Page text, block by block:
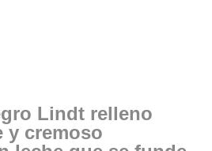
Lindt relleno
y cremoso